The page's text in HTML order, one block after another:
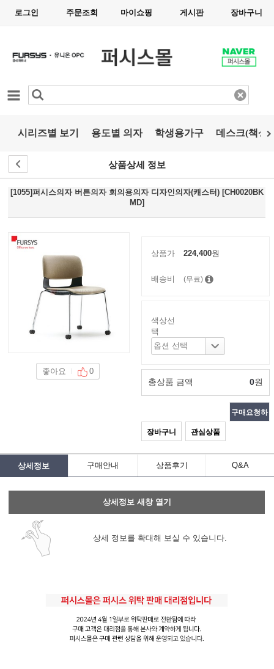
로그인 주문조회 마이쇼핑 게시판 장바구니
카테고리
시리즈별 보기 용도별 의자 학생용가구 데스크(책상)
상품상세 정보
[1055]퍼시스의자 버튼의자 회의용의자 디자인의자(캐스터) [CH0020BK
MD]
좋아요 0
상품가 224,400원
배송비 (무료)
색상선
택
총상품 금액 0원
장바구니 관심상품
구매요청하
상세정보 구매안내 상품후기 Q&A
상세정보 새창 열기
상세 정보를 확대해 보실 수 있습니다.